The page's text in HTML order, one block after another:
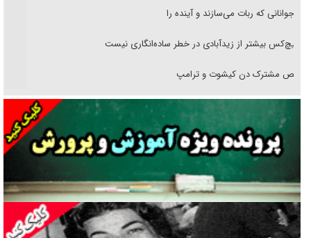
نوجوانانی که ربات می‌سازند و آینده را
هیچ‌کس بیشتر از زیدآبادی در خطر ساده‌انگاری نیست
رقص مشترک دن کیشوت و ترامپ
دنده دولت به واگذاری مسئله‌دار ایران‌خودرو/ خصوصی‌سازی یا انحصار؟
غریزه‌ی بقا و آقای باقی و رفقا
جراحی‌های زیبایی با مدرک فوق‌دیپلم! + گفت‌وگو با متهم
گفت‌وگو با همسر یکی از شهدای جنگ رمضان/ پیکر بی‌سر شهید را از
انگشت‌های پا شناسایی کردیم